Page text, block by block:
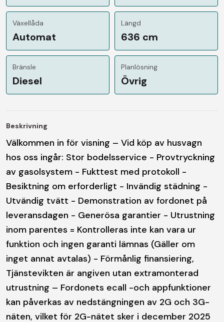
Växellåda
Automat
Längd
636 cm
Bränsle
Diesel
Planlösning
Övrig
Beskrivning
Välkommen in för visning – Vid köp av husvagn
hos oss ingår: Stor bodelsservice - Provtryckning
av gasolsystem - Fukttest med protokoll -
Besiktning om erforderligt - Invändig städning -
Utvändig tvätt - Demonstration av fordonet på
leveransdagen - Generösa garantier - Utrustning
inom parentes = Kontrolleras inte kan vara ur
funktion och ingen garanti lämnas (Gäller om
inget annat avtalas) - Förmånlig finansiering,
Tjänstevikten är angiven utan extramonterad
utrustning – Fordonets ecall -och appfunktioner
kan påverkas av nedstängningen av 2G och 3G-
näten, vilket för 2G-nätet sker i december 2025